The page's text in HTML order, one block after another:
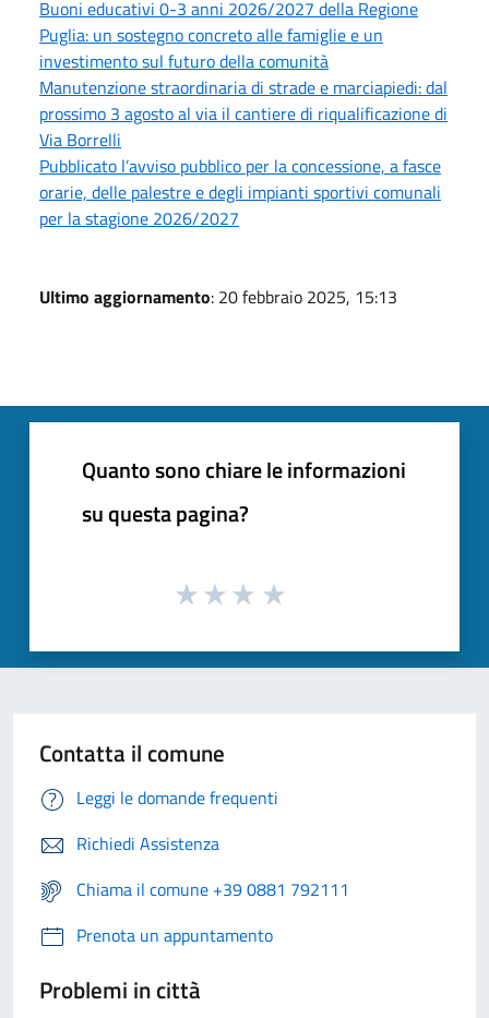
Buoni educativi 0-3 anni 2026/2027 della Regione
Puglia: un sostegno concreto alle famiglie e un
investimento sul futuro della comunità
Manutenzione straordinaria di strade e marciapiedi: dal
prossimo 3 agosto al via il cantiere di riqualificazione di
Via Borrelli
Pubblicato l’avviso pubblico per la concessione, a fasce
orarie, delle palestre e degli impianti sportivi comunali
per la stagione 2026/2027
Ultimo aggiornamento: 20 febbraio 2025, 15:13
Quanto sono chiare le informazioni
su questa pagina?
Contatta il comune
Leggi le domande frequenti
Richiedi Assistenza
Chiama il comune +39 0881 792111
Prenota un appuntamento
Problemi in città